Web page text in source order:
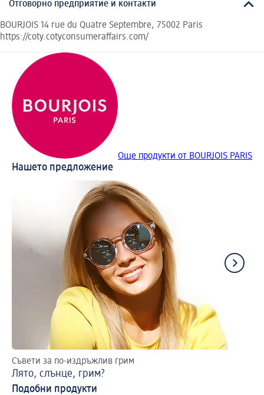
Отговорно предприятие и контакти
BOURJOIS 14 rue du Quatre Septembre, 75002 Paris
https://coty.cotyconsumeraffairs.com/
Още продукти от BOURJOIS PARIS
Нашето предложение
Съвети за по-издръжлив грим
Лято, слънце, грим?
Подобни продукти